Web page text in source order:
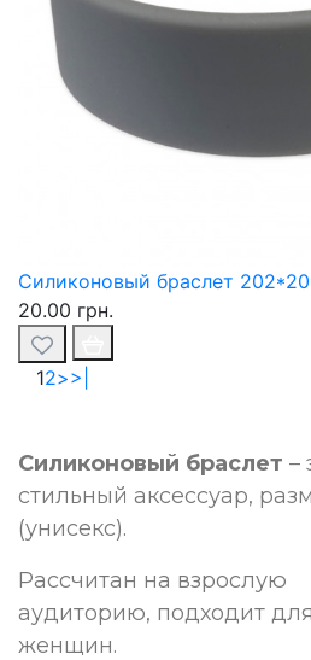
Силиконовый браслет
20.00 грн.
12>>|
Силиконовый браслет –
стильный аксессуар,
(унисекс).
Рассчитан на взрослую
аудиторию, подходит
женщин.